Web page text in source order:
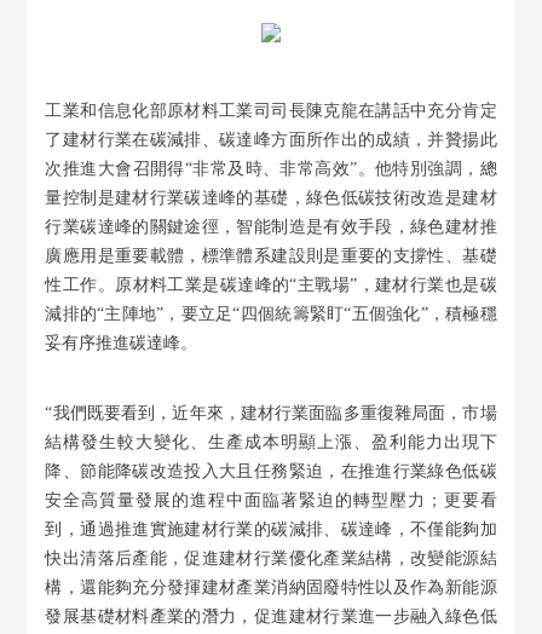
工業和信息化部原材料工業司司長陳克龍在講話中充分肯定
了建材行業在碳減排、碳達峰方面所作出的成績，并贊揚此
次推進大會召開得“非常及時、非常高效”。他特別強調，總
量控制是建材行業碳達峰的基礎，綠色低碳技術改造是建材
行業碳達峰的關鍵途徑，智能制造是有效手段，綠色建材推
廣應用是重要載體，標準體系建設則是重要的支撐性、基礎
性工作。原材料工業是碳達峰的“主戰場”，建材行業也是碳
減排的“主陣地”，要立足“四個統籌緊盯“五個強化”，積極穩
妥有序推進碳達峰。
“我們既要看到，近年來，建材行業面臨多重復雜局面，市場
結構發生較大變化、生產成本明顯上漲、盈利能力出現下
降、節能降碳改造投入大且任務緊迫，在推進行業綠色低碳
安全高質量發展的進程中面臨著緊迫的轉型壓力；更要看
到，通過推進實施建材行業的碳減排、碳達峰，不僅能夠加
快出清落后產能，促進建材行業優化產業結構，改變能源結
構，還能夠充分發揮建材產業消納固廢特性以及作為新能源
發展基礎材料產業的潛力，促進建材行業進一步融入綠色低